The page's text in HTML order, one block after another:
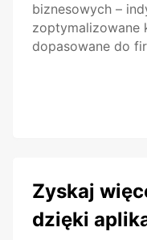
biznesowych –
zoptymalizowane
dopasowane do
Zyskaj
dzięki